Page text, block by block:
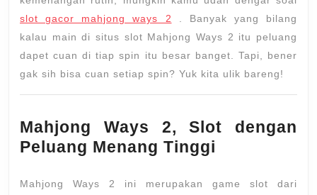
slot gacor mahjong ways 2 . Banyak yang bilang
kalau main di situs slot Mahjong Ways 2 itu peluang
dapet cuan di tiap spin itu besar banget. Tapi, bener
gak sih bisa cuan setiap spin? Yuk kita ulik bareng!
Mahjong Ways 2, Slot dengan
Peluang Menang Tinggi
Mahjong Ways 2 ini merupakan game slot dari